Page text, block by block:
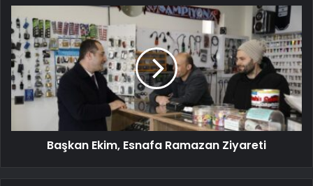
Başkan Ekim, Esnafa Ramazan Ziyareti